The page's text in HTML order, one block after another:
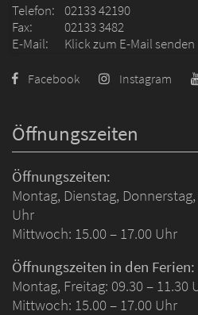
Öffnungszeiten
Öffnungszeiten:
Montag, Dienstag,
Uhr
Mittwoch: 15.00 – 17.00 Uhr
Öffnungszeiten in den Ferien:
Montag, Freitag: 09.30 – 11.30
Mittwoch: 15.00 – 17.00 Uhr
Telefon: 02133 42190
Fax:
02133 3482
E-Mail:
Klick zum E-Mail senden
Facebook Instagram